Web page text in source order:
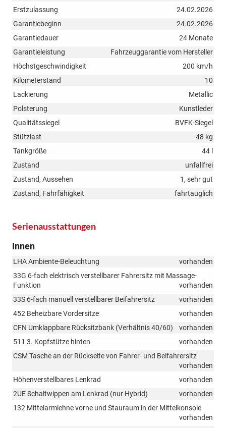
Erstzulassung
24.02.2026
Garantiebeginn
24.02.2026
Garantiedauer
24 Monate
Garantieleistung
Fahrzeuggarantie vom Hersteller
Höchstgeschwindigkeit
200 km/h
Kilometerstand
10
Lackierung
Metallic
Polsterung
Kunstleder
Qualitätssiegel
BVFK-Siegel
Stützlast
48 kg
Tankgröße
44 l
Zustand
unfallfrei
Zustand, Aussehen
1, sehr gut
Zustand, Fahrfähigkeit
fahrtauglich
Serienausstattungen
Innen
LHA Ambiente-Beleuchtung
vorhanden
33G 6-fach elektrisch verstellbarer Fahrersitz mit Massage-
Funktion
vorhanden
33S 6-fach manuell verstellbarer Beifahrersitz
vorhanden
452 Beheizbare Vordersitze
vorhanden
CFN Umklappbare Rücksitzbank (Verhältnis 40/60)
vorhanden
511 3. Kopfstütze hinten
vorhanden
CSM Tasche an der Rückseite von Fahrer- und Beifahrersitz
vorhanden
Höhenverstellbares Lenkrad
vorhanden
2UE Schaltwippen am Lenkrad (nur Hybrid)
vorhanden
132 Mittelarmlehne vorne und Stauraum in der Mittelkonsole
vorhanden